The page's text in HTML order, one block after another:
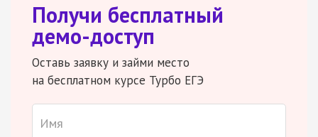
Получи бесплатный
демо-доступ
Оставь заявку и займи место
на бесплатном курсе Турбо ЕГЭ